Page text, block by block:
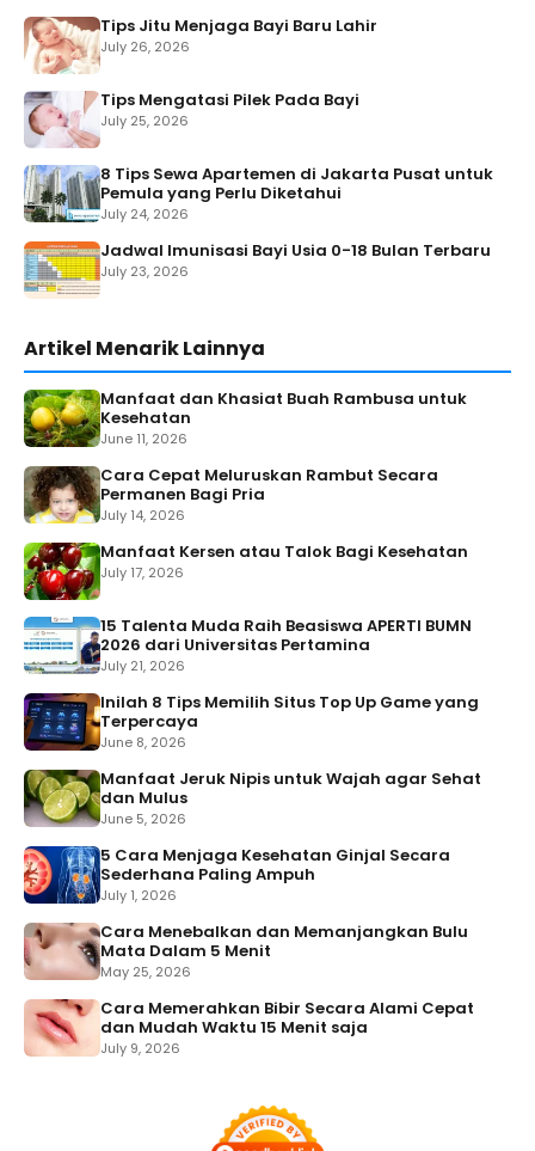
Tips Jitu Menjaga Bayi Baru Lahir
July 26, 2026
Tips Mengatasi Pilek Pada Bayi
July 25, 2026
8 Tips Sewa Apartemen di Jakarta Pusat untuk
Pemula yang Perlu Diketahui
July 24, 2026
Jadwal Imunisasi Bayi Usia 0-18 Bulan Terbaru
July 23, 2026
Artikel Menarik Lainnya
Manfaat dan Khasiat Buah Rambusa untuk
Kesehatan
June 11, 2026
Cara Cepat Meluruskan Rambut Secara
Permanen Bagi Pria
July 14, 2026
Manfaat Kersen atau Talok Bagi Kesehatan
July 17, 2026
15 Talenta Muda Raih Beasiswa APERTI BUMN
2026 dari Universitas Pertamina
July 21, 2026
Inilah 8 Tips Memilih Situs Top Up Game yang
Terpercaya
June 8, 2026
Manfaat Jeruk Nipis untuk Wajah agar Sehat
dan Mulus
June 5, 2026
5 Cara Menjaga Kesehatan Ginjal Secara
Sederhana Paling Ampuh
July 1, 2026
Cara Menebalkan dan Memanjangkan Bulu
Mata Dalam 5 Menit
May 25, 2026
Cara Memerahkan Bibir Secara Alami Cepat
dan Mudah Waktu 15 Menit saja
July 9, 2026